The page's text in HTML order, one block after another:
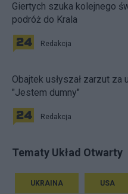
Giertych szuka kolejnego
podróż do Krala
Redakcja
Obajtek usłyszał zarzut
"Jestem dumny"
Redakcja
Tematy Układ Otwarty
UKRAINA USA